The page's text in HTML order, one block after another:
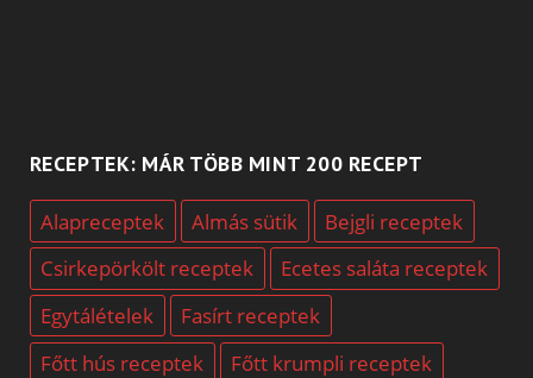
RECEPTEK: MÁR TÖBB MINT 200 RECEPT
Alapreceptek Almás sütik
Bejgli receptek
Csirkepörkölt receptek
Ecetes saláta receptek
Egytálételek
Fasírt receptek
Főtt hús receptek
Főtt krumpli receptek